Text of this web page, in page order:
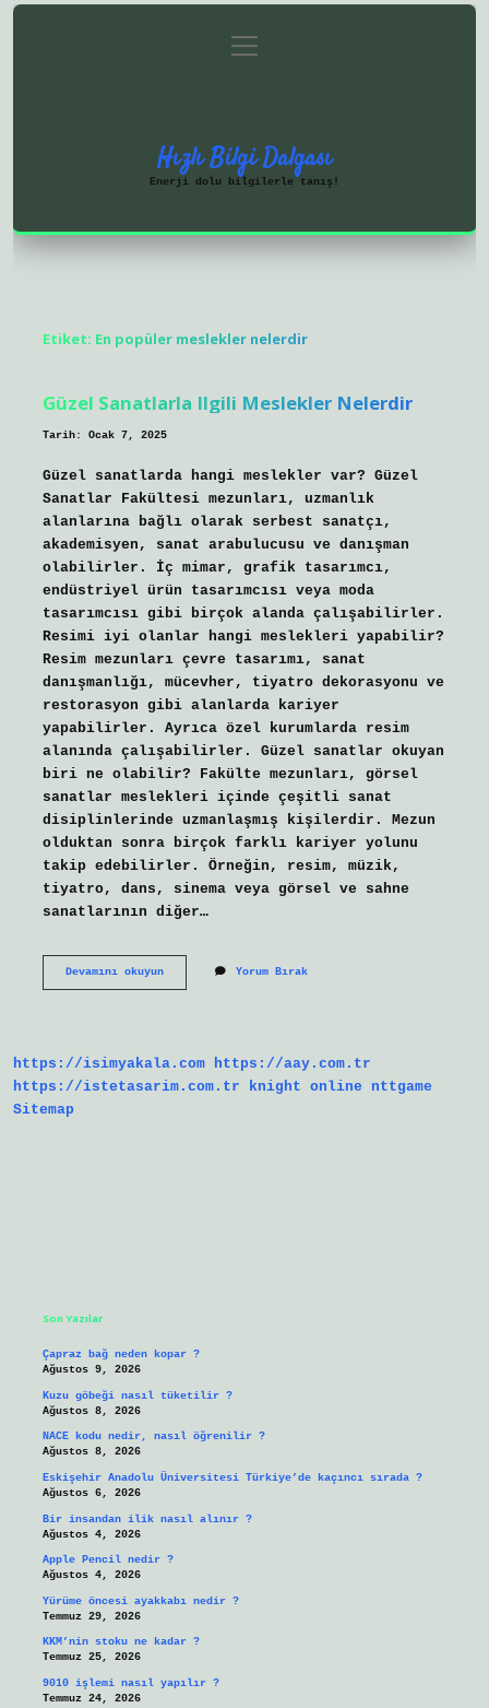
Gizlilik Politikası
menüyü
aç
Hızlı Bilgi Dalgası
Enerji dolu bilgilerle tanış!
Etiket: En popüler meslekler nelerdir
Güzel Sanatlarla Ilgili Meslekler Nelerdir
Tarih: Ocak 7, 2025
Güzel sanatlarda hangi meslekler var? Güzel
Sanatlar Fakültesi mezunları, uzmanlık
alanlarına bağlı olarak serbest sanatçı,
akademisyen, sanat arabulucusu ve danışman
olabilirler. İç mimar, grafik tasarımcı,
endüstriyel ürün tasarımcısı veya moda
tasarımcısı gibi birçok alanda çalışabilirler.
Resimi iyi olanlar hangi meslekleri yapabilir?
Resim mezunları çevre tasarımı, sanat
danışmanlığı, mücevher, tiyatro dekorasyonu ve
restorasyon gibi alanlarda kariyer
yapabilirler. Ayrıca özel kurumlarda resim
alanında çalışabilirler. Güzel sanatlar okuyan
biri ne olabilir? Fakülte mezunları, görsel
sanatlar meslekleri içinde çeşitli sanat
disiplinlerinde uzmanlaşmış kişilerdir. Mezun
olduktan sonra birçok farklı kariyer yolunu
takip edebilirler. Örneğin, resim, müzik,
tiyatro, dans, sinema veya görsel ve sahne
sanatlarının diğer…
Devamını okuyunGüzel
Yorum Bırak
https://isimyakala.com https://aay.com.tr
https://istetasarim.com.tr
knight online
nttgame
Sitemap
Son Yazılar
Çapraz bağ neden kopar ?
Ağustos 9, 2026
Kuzu göbeği nasıl tüketilir ?
Ağustos 8, 2026
NACE kodu nedir, nasıl öğrenilir ?
Ağustos 8, 2026
Eskişehir Anadolu Üniversitesi Türkiye’de kaçıncı sırada ?
Ağustos 6, 2026
Bir insandan ilik nasıl alınır ?
Ağustos 4, 2026
Apple Pencil nedir ?
Ağustos 4, 2026
Yürüme öncesi ayakkabı nedir ?
Temmuz 29, 2026
KKM’nin stoku ne kadar ?
Temmuz 25, 2026
9010 işlemi nasıl yapılır ?
Temmuz 24, 2026